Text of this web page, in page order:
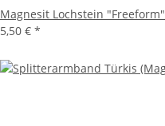
Magnesit Lochstein "Freeform"
5,50 € *